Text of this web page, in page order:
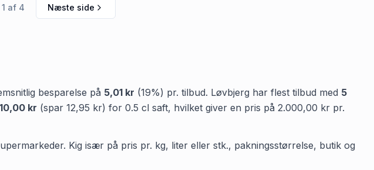
1 af 4 Næste side
besparelse på 5,01 kr (19%) pr. tilbud. Løvbjerg har flest tilbud med 5
10,00 kr (spar 12,95 kr) for 0.5 cl saft, hvilket giver en pris på 2.000,00 kr pr.
Kig især på pris pr. kg, liter eller stk., pakningsstørrelse, butik og